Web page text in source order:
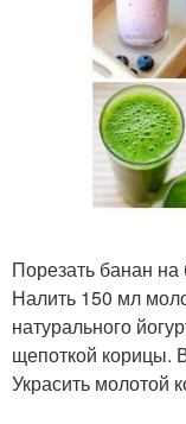
Порезать банан
Налить 150 мл
натурального
щепоткой корицы.
Украсить молотой